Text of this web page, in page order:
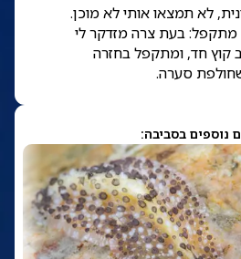
לא תמצאו אותי לא מוכן.
מתקפל: בעת צרה מזדקר לי
קוץ חד, ומתקפל בחזרה
סערה.
נוספים בסביבה: